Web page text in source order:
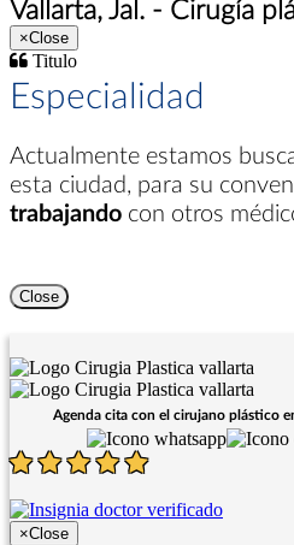
Vallarta, Jal. - Cirugía
×Close
Titulo
Especialidad
Actualmente estamos
esta ciudad, para su
trabajando con otros
Close
Agenda cita con el cirujano plástico
×Close